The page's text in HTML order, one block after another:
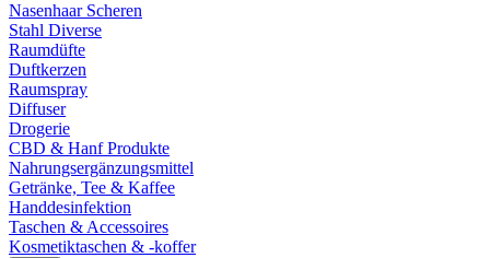
Nasenhaar Scheren
Stahl Diverse
Raumdüfte
Duftkerzen
Raumspray
Diffuser
Drogerie
CBD & Hanf Produkte
Nahrungsergänzungsmittel
Getränke, Tee & Kaffee
Handdesinfektion
Taschen & Accessoires
Kosmetiktaschen & -koffer